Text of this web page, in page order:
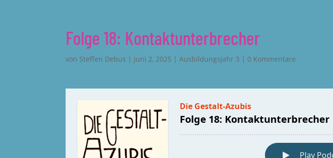
Folge 18: Kontaktunterbrecher
von Steffen Debus | Juni 2, 2025 |Ausbildungsjahr 3 |0 Kommentare